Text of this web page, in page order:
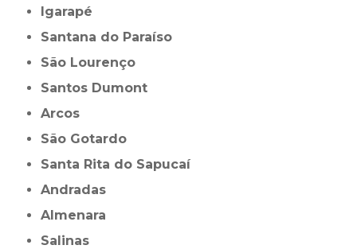
Igarapé
Santana do Paraíso
São Lourenço
Santos Dumont
Arcos
São Gotardo
Santa Rita do Sapucaí
Andradas
Almenara
Salinas